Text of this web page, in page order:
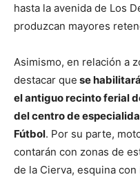
hasta la avenida de Los
produzcan mayores
Asimismo, en relación a
destacar que se
el antiguo recinto ferial
del centro de
Fútbol. Por su parte,
contarán con zonas de
de la Cierva, esquina